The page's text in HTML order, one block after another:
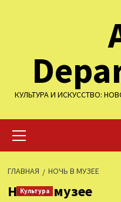
КУЛЬТУРА И ИСКУССТВО:
меню
ГЛАВНАЯ НОЧЬ В МУЗЕЕ
Ночь в музее
Культура